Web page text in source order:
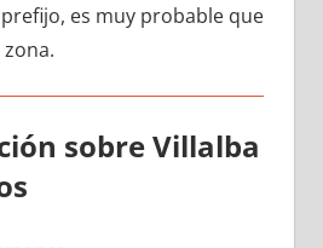
es muy probable quе
sobre Villalba